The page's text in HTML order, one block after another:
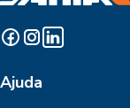
Ajuda